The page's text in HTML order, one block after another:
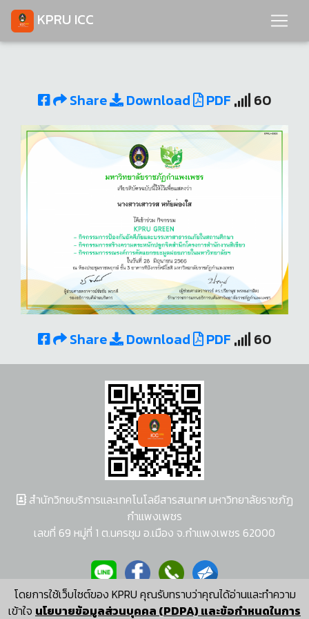
KPRU ICC
Share Download PDF 60
Share Download PDF 60
โดยการใช้เว็บไซต์ของ KPRU คุณรับทราบว่าคุณได้อ่านและทำความ
เข้าใจ นโยบายข้อมูลส่วนบุคคล (PDPA) และข้อกำหนดในการ
สำนักวิทยบริการและเทคโนโลยีสารสนเทศ มหาวิทยาลัยราชภัฏ
กำแพงเพชร
เลขที่ 69 หมู่ที่ 1 ต.นครชุม อ.เมือง จ.กำแพงเพชร 62000
ผู้พัฒนาระบบ อนุชา พวงผกา